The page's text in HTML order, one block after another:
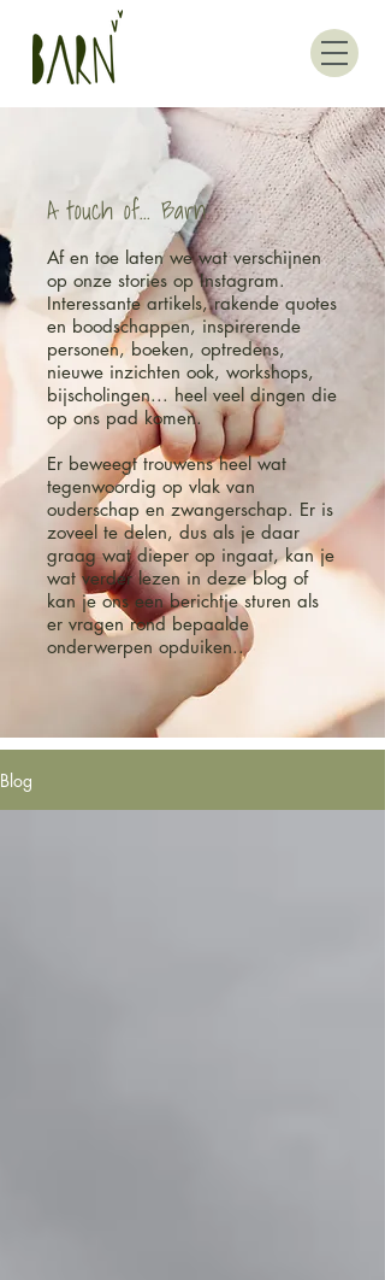
A touch of... Barn
Af en toe laten we wat verschijnen
op onze stories op Instagram.
Interessante artikels, rakende quotes
en boodschappen, inspirerende
personen, boeken, optredens,
nieuwe inzichten ook, workshops,
bijscholingen... heel veel dingen die
op ons pad komen.
Er beweegt trouwens heel wat
tegenwoordig op vlak van
ouderschap en zwangerschap. Er is
zoveel te delen, dus als je daar
graag wat dieper op ingaat, kan je
wat verder lezen in deze blog of
kan je ons een berichtje sturen als
er vragen rond bepaalde
onderwerpen opduiken..
Blog